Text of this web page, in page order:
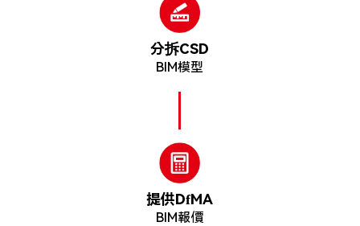
分拆CSD
BIM模型
提供DfMA
BIM報價